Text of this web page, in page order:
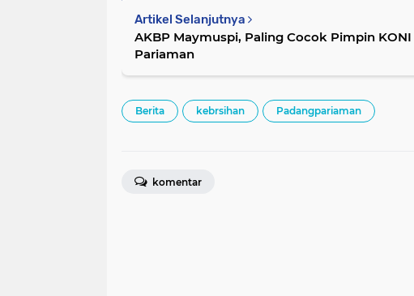
Artikel Selanjutnya
AKBP Maymuspi, Paling Cocok Pimpin KONI Padang
Pariaman
Berita kebrsihan Padangpariaman
komentar